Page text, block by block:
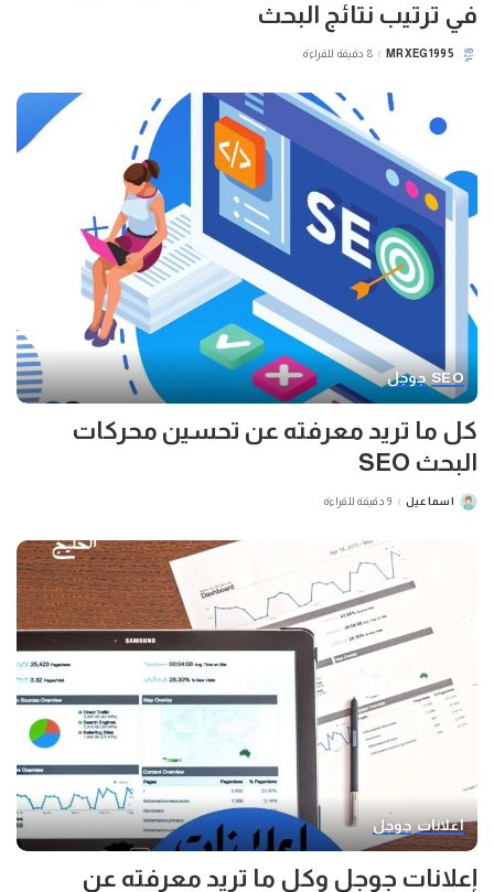
في ترتيب نتائج البحث
POSTED
MRXEG1995 8 دقيقة للقراءة
SEO جوجل
كل ما تريد معرفته عن تحسين محركات
البحث SEO
POSTEDاسماعيل 9 دقيقة للقراءة
اعلانات جوجل
إعلانات جوجل وكل ما تريد معرفته عن